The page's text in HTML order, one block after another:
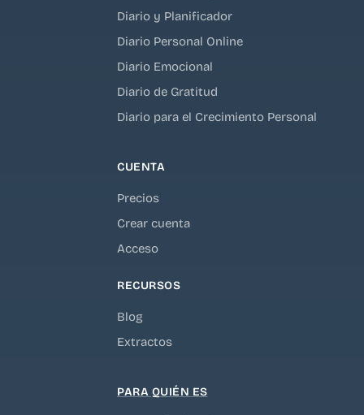
CUENTA
Precios
Crear cuenta
Acceso
RECURSOS
Blog
Extractos
Diario y Planificador
Diario Personal Online
Diario Emocional
Diario de Gratitud
Diario para el Crecimiento Personal
PARA QUIÉN ES